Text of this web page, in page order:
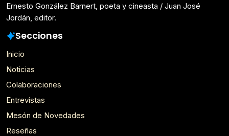
Ernesto González Barnert, poeta y cineasta / Juan José
Jordán, editor.
Secciones
Inicio
Noticias
Colaboraciones
Entrevistas
Mesón de Novedades
Reseñas